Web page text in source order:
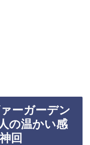
ーガーデン
の温かい感
回